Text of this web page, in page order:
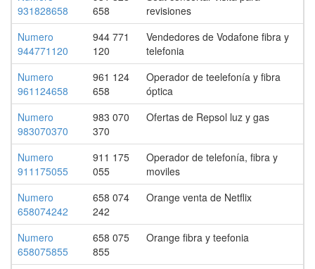
931828658
658
revisiones
Numero
944771120
944 771
120
Vendedores de Vodafone fibra y
telefonia
Numero
961124658
961 124
658
Operador de teelefonía y fibra
óptica
Numero
983070370
983 070
370
Ofertas de Repsol luz y gas
Numero
911175055
911 175
055
Operador de telefonía, fibra y
moviles
Numero
658074242
658 074
242
Orange venta de Netflix
Numero
658075855
658 075
855
Orange fibra y teefonia